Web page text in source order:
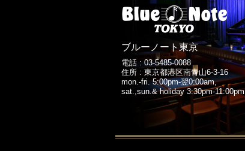
ブルーノート東京
電話 : 03-5485-0088
住所 : 東京都港区南青山6-3-16
mon.-fri. 5:00pm-翌0:00am,
sat.,sun.& holiday 3:30pm-11:00pm